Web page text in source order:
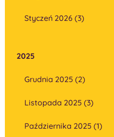
Styczeń 2026 (3)
2025
Grudnia 2025 (2)
Listopada 2025 (3)
Października 2025 (1)